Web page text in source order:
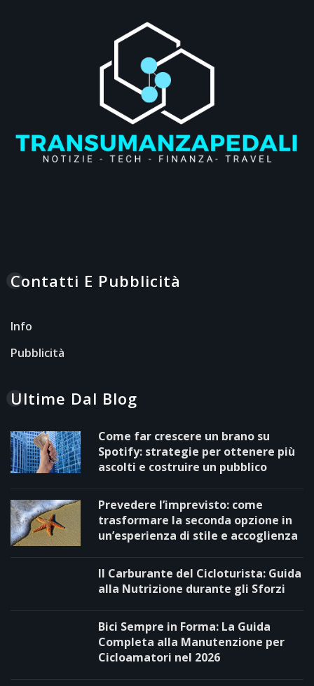
Contatti E Pubblicità
Info
Pubblicità
Ultime Dal Blog
Come far crescere un brano su
Spotify: strategie per ottenere più
ascolti e costruire un pubblico
Prevedere l’imprevisto: come
trasformare la seconda opzione in
un’esperienza di stile e accoglienza
Il Carburante del Cicloturista: Guida
alla Nutrizione durante gli Sforzi
Bici Sempre in Forma: La Guida
Completa alla Manutenzione per
Cicloamatori nel 2026